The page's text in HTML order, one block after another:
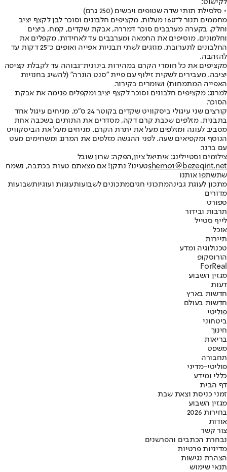
לקישוט:
• סלסילת תותי שדה שטופים ויבשים (250 גרם)
מחממים תנור ל־160 מעלות. מקציפים חלבונים וסוכר לבן לקצף יציב
וחלק. בקערה מערבבים סוכר דמררה, אבקת שקדים, קמח, ביצים
וחלמונים, מוסיפים את החמאה ומערבבים עד לאחידות. מקפלים את
החלבונים לתערובת. מוזגים לשתי תבניות אפייה ואופים כ־25 דקות עד
להזהבה.
מקציפים את כל חומרי הקרם במהירות בינונית־גבוהה עד לקבלת קציפה
יציבה. מעבירים לשקית זילוף עם פיית "סנט הונרה" (להשיג בחנויות
האפייה המתמחות) ושומרים בקירור.
למרנג: מקציפים חלבונים וסוכר לקצף יציב ומקפלים פנימה את אבקת
הסוכר.
קורצים שני עיגולי ביסקוויט שקדים בקוטר 24 ס"מ. מניחים עיגול אחד
בתבנית, מזלפים שכבת קרם דקה, מסדרים את התותים בשכבה אחת
מסביב לעוגה ומזלפים מעל את יתרת הקרם. מניחים מעל את הביסקוויט
הנוסף ומקפיאים שעה. לפני ההגשה מזלפים את המרנג ומשחימים מעט
עם ברנר.
צילומים וסטיילינג: איתיאל ציון,הפקה: שרון שובל
shemo1@bezeqint.netטעינו? נתקן! אם מצאתם טעות בכתבה, נשמח
שתשתפו אותנו
מתכון לעוגת גבינהמתכוני חגיםמתכונים לשבועותעוגות ועוגיותשבועות
מדורים
ספורט
תרבות ובידור
לייף סטייל
אוכל
תיירות
טכנולוגיה ומדע
הורוסקופ
ForReal
מגזין השבוע
דעות
חדשות בארץ
חדשות בעולם
פוליטי
ביטחוני
חינוך
בריאות
משפט
תחבורה
פוליטי-מדיני
כללי ומידע
דף הבית
זמני כניסת וצאת שבת
מגזין השבוע
בחירות 2026
אודות
צור קשר
נבחרת הכתבים והפרשנים
מדיניות פרטיות
הצהרת נגישות
תנאי שימוש